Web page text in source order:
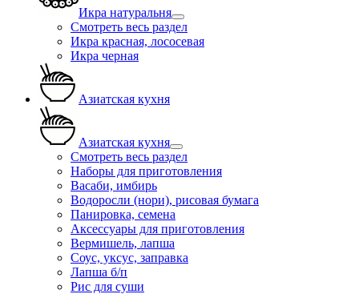
Икра натуральня
Смотреть весь раздел
Икра красная, лососевая
Икра черная
Азиатская кухня
Азиатская кухня
Смотреть весь раздел
Наборы для приготовления
Васаби, имбирь
Водоросли (нори), рисовая бумага
Панировка, семена
Аксессуары для приготовления
Вермишель, лапша
Соус, уксус, заправка
Лапша б/п
Рис для суши